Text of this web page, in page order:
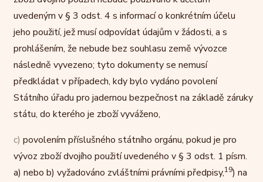
uvedeným v § 3 odst. 4 s informací o konkrétním účelu
jeho použití, jež musí odpovídat údajům v žádosti, a s
prohlášením, že nebude bez souhlasu země vývozce
následně vyvezeno; tyto dokumenty se nemusí
předkládat v případech, kdy bylo vydáno povolení
Státního úřadu pro jadernou bezpečnost na základě záruky
státu, do kterého je zboží vyváženo,
c) povolením příslušného státního orgánu, pokud je pro
vývoz zboží dvojího použití uvedeného v § 3 odst. 1 písm.
a) nebo b) vyžadováno zvláštními právními předpisy,19) na